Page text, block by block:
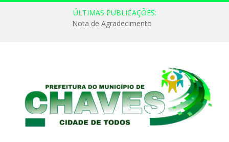
ÚLTIMAS PUBLICAÇÕES:
Nota de Agradecimento